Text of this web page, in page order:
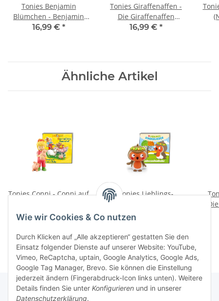
Wie wir Cookies & Co nutzen
Durch Klicken auf „Alle akzeptieren“ gestatten Sie den
Einsatz folgender Dienste auf unserer Website: YouTube,
Vimeo, ReCaptcha, uptain, Google Analytics, Google Ads,
Google Tag Manager, Brevo. Sie können die Einstellung
jederzeit ändern (Fingerabdruck-Icon links unten). Weitere
Details finden Sie unter Konfigurieren und in unserer
Datenschutzerklärung.
Tonies Benjamin
Blümchen - Benjamin
als Baggerfahrer
16,99 € *
Tonies Giraffenaffen -
Die Giraffenaffen
Lieblingslieder
16,99 € *
Ähnliche Artikel
Tonies Conni - Conni auf
und das neue Baby
16,99 €*
Tonies Lieblings-
Jahreszeitenlieder
16,99 €